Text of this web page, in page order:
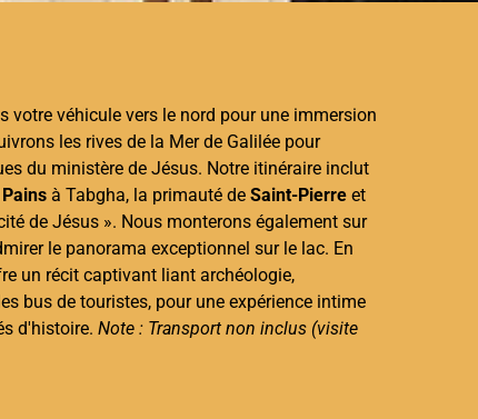
votre véhicule vers le nord pour une immersion
les rives de la Mer de Galilée pour
du ministère de Jésus. Notre itinéraire inclut
à Tabgha, la primauté de Saint-Pierreet
de Jésus ». Nous monterons également sur
le panorama exceptionnel sur le lac. En
un récit captivant liant archéologie,
bus de touristes, pour une expérience intime
d'histoire. Note : Transport non inclus (visite